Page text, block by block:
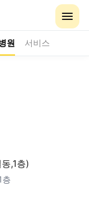
원 서비스
,1층)
층